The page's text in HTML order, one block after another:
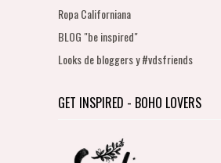
Ropa Californiana
BLOG "be inspired"
Looks de bloggers y #vdsfriends
GET INSPIRED - BOHO LOVERS